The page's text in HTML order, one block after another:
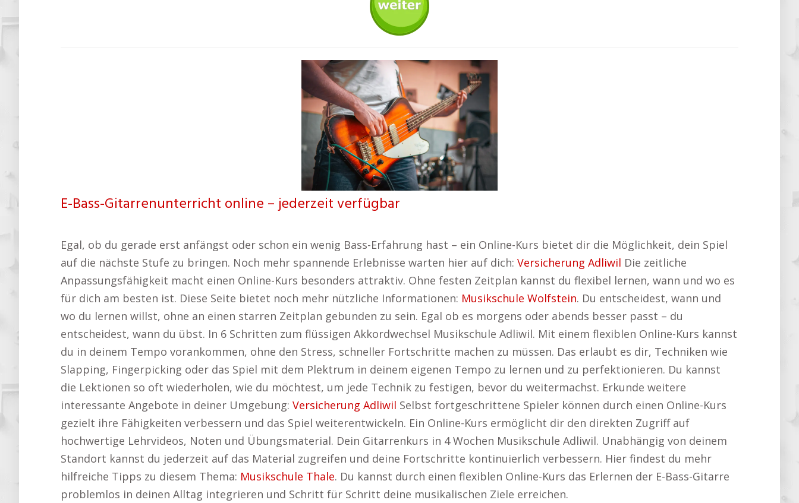
E-Bass-Gitarrenunterricht online – jederzeit verfügbar
Egal, ob du gerade erst anfängst oder schon ein wenig Bass-Erfahrung hast – ein Online-Kurs bietet dir die Möglichkeit, dein Spiel
auf die nächste Stufe zu bringen. Noch mehr spannende Erlebnisse warten hier auf dich: Versicherung Adliwil Die zeitliche
Anpassungsfähigkeit macht einen Online-Kurs besonders attraktiv. Ohne festen Zeitplan kannst du flexibel lernen, wann und wo es
für dich am besten ist. Diese Seite bietet noch mehr nützliche Informationen: Musikschule Wolfstein. Du entscheidest, wann und
wo du lernen willst, ohne an einen starren Zeitplan gebunden zu sein. Egal ob es morgens oder abends besser passt – du
entscheidest, wann du übst. In 6 Schritten zum flüssigen Akkordwechsel Musikschule Adliwil. Mit einem flexiblen Online-Kurs kannst
du in deinem Tempo vorankommen, ohne den Stress, schneller Fortschritte machen zu müssen. Das erlaubt es dir, Techniken wie
Slapping, Fingerpicking oder das Spiel mit dem Plektrum in deinem eigenen Tempo zu lernen und zu perfektionieren. Du kannst
die Lektionen so oft wiederholen, wie du möchtest, um jede Technik zu festigen, bevor du weitermachst. Erkunde weitere
interessante Angebote in deiner Umgebung: Versicherung Adliwil Selbst fortgeschrittene Spieler können durch einen Online-Kurs
gezielt ihre Fähigkeiten verbessern und das Spiel weiterentwickeln. Ein Online-Kurs ermöglicht dir den direkten Zugriff auf
hochwertige Lehrvideos, Noten und Übungsmaterial. Dein Gitarrenkurs in 4 Wochen Musikschule Adliwil. Unabhängig von deinem
Standort kannst du jederzeit auf das Material zugreifen und deine Fortschritte kontinuierlich verbessern. Hier findest du mehr
hilfreiche Tipps zu diesem Thema: Musikschule Thale. Du kannst durch einen flexiblen Online-Kurs das Erlernen der E-Bass-Gitarre
problemlos in deinen Alltag integrieren und Schritt für Schritt deine musikalischen Ziele erreichen.